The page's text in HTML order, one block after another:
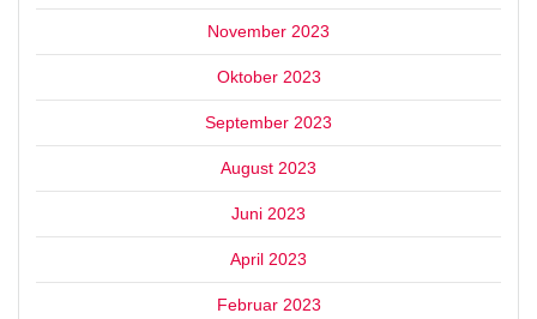
November 2023
Oktober 2023
September 2023
August 2023
Juni 2023
April 2023
Februar 2023